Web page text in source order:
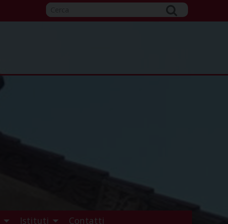
Istituti Contatti